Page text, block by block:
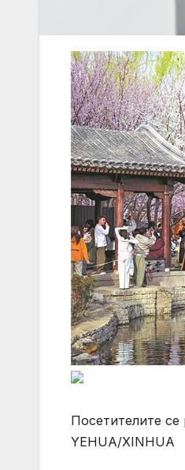
Посетителите
YEHUA/XINHUA